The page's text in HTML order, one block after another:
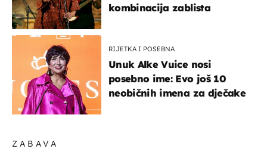
ZABAVA
kombinacija zablista
RIJETKA I POSEBNA
Unuk Alke Vuice nosi
posebno ime: Evo još 10
neobičnih imena za dječake